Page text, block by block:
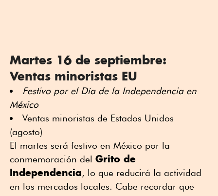
Martes 16 de septiembre:
Ventas minoristas EU
Festivo por el Día de la Independencia en
México
Ventas minoristas de Estados Unidos
(agosto)
El martes será festivo en México por la
conmemoración del Grito de
Independencia, lo que reducirá la actividad
en los mercados locales. Cabe recordar que